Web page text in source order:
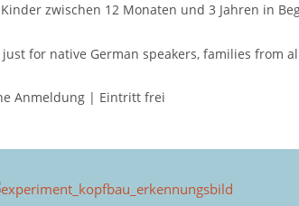
zwischen 12 Monaten und 3 Jahren in
just for native German speakers, families from
Anmeldung | Eintritt frei